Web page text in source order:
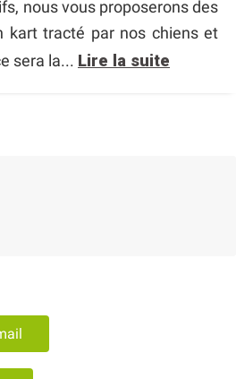
nous vous proposerons des
kart tracté par nos chiens et
sera la... Lire la suite